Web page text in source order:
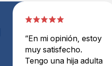
“En mi opinión, estoy
muy satisfecho.
Tengo una hija adulta